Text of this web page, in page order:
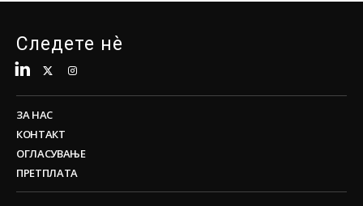
Следете нè
ЗА НАС
КОНТАКТ
ОГЛАСУВАЊЕ
ПРЕТПЛАТА